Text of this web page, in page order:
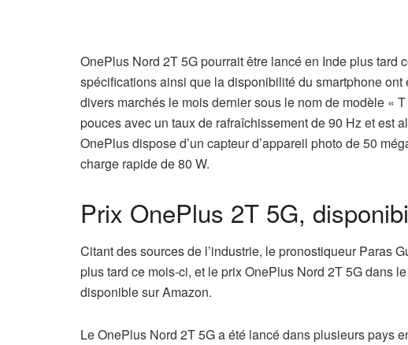
OnePlus Nord 2T 5G pourrait être lancé en Inde plus tard
spécifications ainsi que la disponibilité du smartphone
divers marchés le mois dernier sous le nom de modèle «
pouces avec un taux de rafraîchissement de 90 Hz et est
OnePlus dispose d’un capteur d’appareil photo de 50
charge rapide de 80 W.
Prix ​​​​OnePlus 2T 5G,
Citant des sources de l’industrie, le pronostiqueur Paras
plus tard ce mois-ci, et le prix OnePlus Nord 2T 5G dans
disponible sur Amazon.
Le OnePlus Nord 2T 5G a été lancé dans plusieurs pays